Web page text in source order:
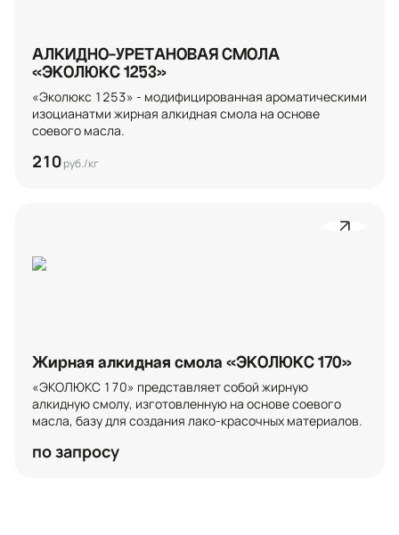
АЛКИДНО-УРЕТАНОВАЯ СМОЛА
«ЭКОЛЮКС 1253»
«Эколюкс 1253» - модифицированная ароматическими
изоцианатми жирная алкидная смола на основе
соевого масла.
210руб./кг
Жирная алкидная смола «ЭКОЛЮКС 170»
«ЭКОЛЮКС 170» представляет собой жирную
алкидную смолу, изготовленную на основе соевого
масла, базу для создания лако-красочных материалов.
по запросу